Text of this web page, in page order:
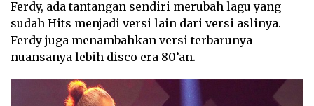
Ferdy, ada tantangan sendiri merubah lagu yang
sudah Hits menjadi versi lain dari versi aslinya.
Ferdy juga menambahkan versi terbarunya
nuansanya lebih disco era 80’an.